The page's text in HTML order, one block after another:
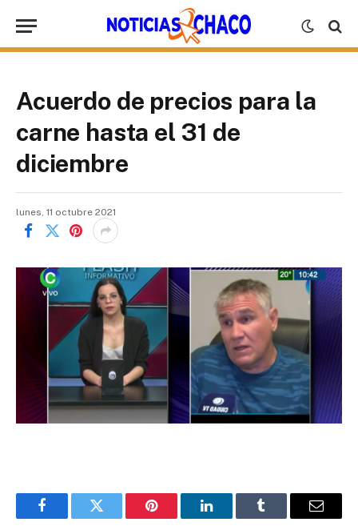
Acuerdo de precios para la
carne hasta el 31 de
diciembre
lunes, 11 octubre 2021
FacebookTwitter Pinterest LinkedInTumblr Email